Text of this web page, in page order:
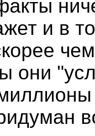
и в
они